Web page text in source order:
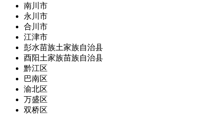
南川市
永川市
合川市
江津市
彭水苗族土家族自治县
酉阳土家族苗族自治县
黔江区
巴南区
渝北区
万盛区
双桥区